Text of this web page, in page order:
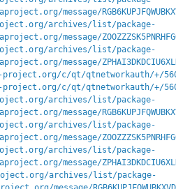
message/
archives/list/package-
message/
archives/list/package-
message/
c/qt/qtnetworkauth/+/
c/qt/qtnetworkauth/+/
archives/list/package-
message/
archives/list/package-
message/
archives/list/package-
message/
archives/list/package-